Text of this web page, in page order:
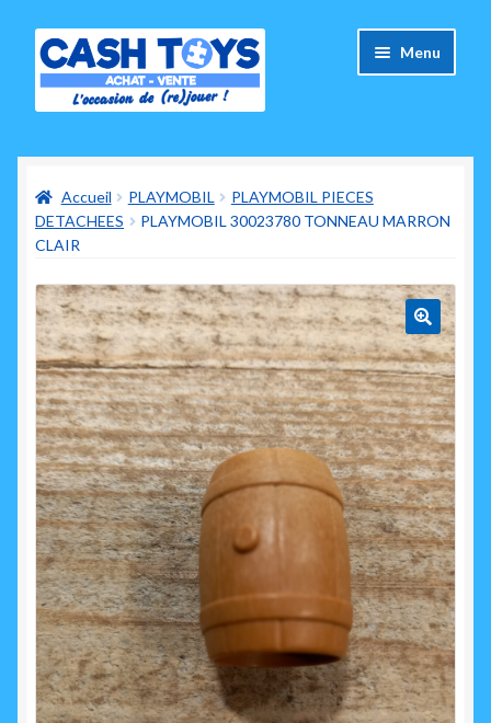
Aller
à
Aller
au
contenu
Menu
Carte Cadeau
Panier
Mes commandes
Mon compte
A propos de nous
Ouvrir
le
menu
enfant
Accueil PLAYMOBIL
PLAYMOBIL PIECES
DETACHEES
PLAYMOBIL 30023780 TONNEAU MARRON
CLAIR
🔍